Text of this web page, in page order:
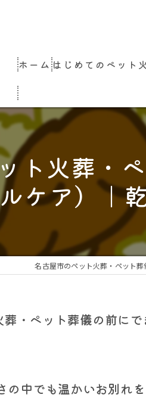
ホーム はじめてのペット
コラム
ト火葬・
ケア）｜
名古屋市のペット火葬・ペット
葬・ペット葬儀の前に
の中でも温かいお別れを